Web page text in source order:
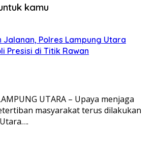
kamu
Jalanan, Polres Lampung Utara
Presisi di Titik Rawan
UTARA – Upaya menjaga
masyarakat terus dilakukan